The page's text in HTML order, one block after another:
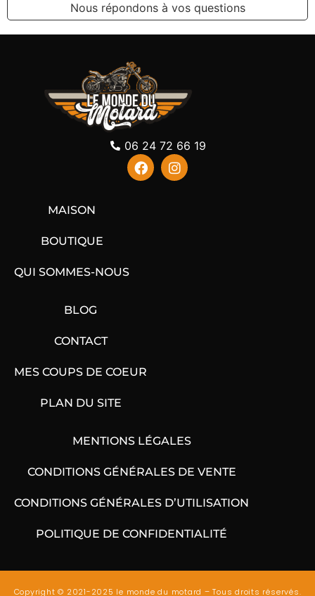
Nous répondons à vos questions
06 24 72 66 19
MAISON
BOUTIQUE
QUI SOMMES-NOUS
BLOG
CONTACT
MES COUPS DE COEUR
PLAN DU SITE
MENTIONS LÉGALES
CONDITIONS GÉNÉRALES DE VENTE
CONDITIONS GÉNÉRALES D’UTILISATION
POLITIQUE DE CONFIDENTIALITÉ
Copyright © 2021-2025 le monde du motard – Tous droits réservés.